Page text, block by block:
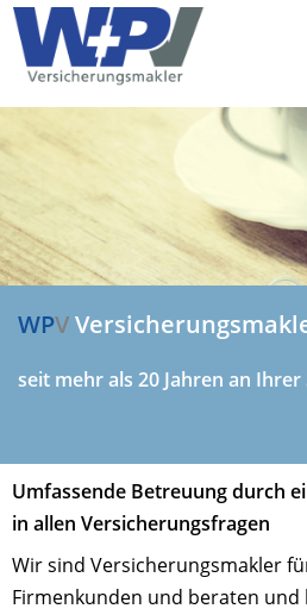
WPV
seit mehr als 20 Jahren an Ihrer
Umfassende Betreuung durch
in allen Versicherungsfragen
Wir sind Versicherungsmakler
Firmenkunden und beraten